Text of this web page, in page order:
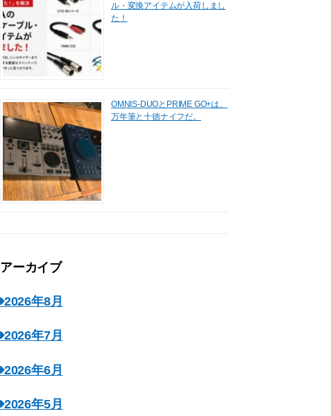
ル・変換アイテムが入荷しまし
た！
OMNIS-DUOとPRIME GO+は、
万年筆と十徳ナイフだ。
アーカイブ
2026年8月
2026年7月
2026年6月
2026年5月